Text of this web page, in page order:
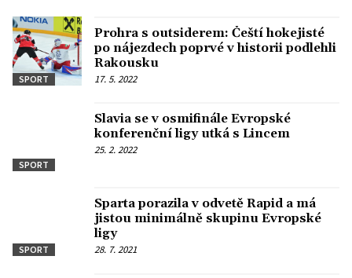
SPORT
Prohra s outsiderem: Čeští hokejisté
po nájezdech poprvé v historii podlehli
Rakousku
17. 5. 2022
SPORT
Slavia se v osmifinále Evropské
konferenční ligy utká s Lincem
25. 2. 2022
SPORT
Sparta porazila v odvetě Rapid a má
jistou minimálně skupinu Evropské
ligy
28. 7. 2021